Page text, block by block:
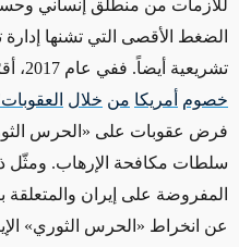
للأزمات من منطلق إنساني
الضغط الأقصى التي تشنها
تشريعية أيضاً. ففي عام 2017، أقرّ الكونغرس
خصوم أمريكا من خلال العقوبات
فرض عقوبات على «الحرس
سلطات مكافحة الإرهاب. ومثّل
المفروضة على إيران والمتعلقة
عن انخراط «الحرس الثوري»